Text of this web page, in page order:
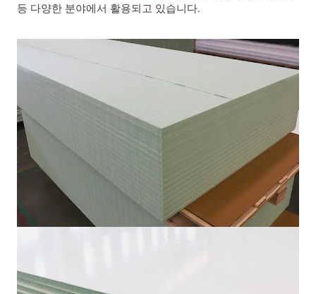
등 다양한 분야에서 활용되고 있습니다.